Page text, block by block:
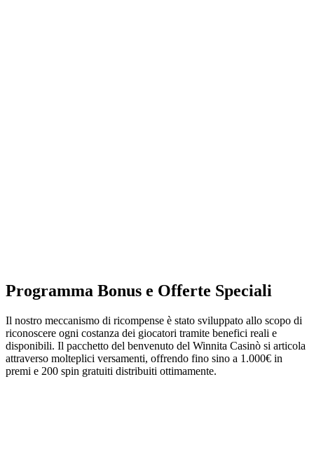
Programma Bonus e Offerte Speciali
Il nostro meccanismo di ricompense è stato sviluppato allo scopo di
riconoscere ogni costanza dei giocatori tramite benefici reali e
disponibili. Il pacchetto del benvenuto del Winnita Casinò si articola
attraverso molteplici versamenti, offrendo fino sino a 1.000€ in
premi e 200 spin gratuiti distribuiti ottimamente.